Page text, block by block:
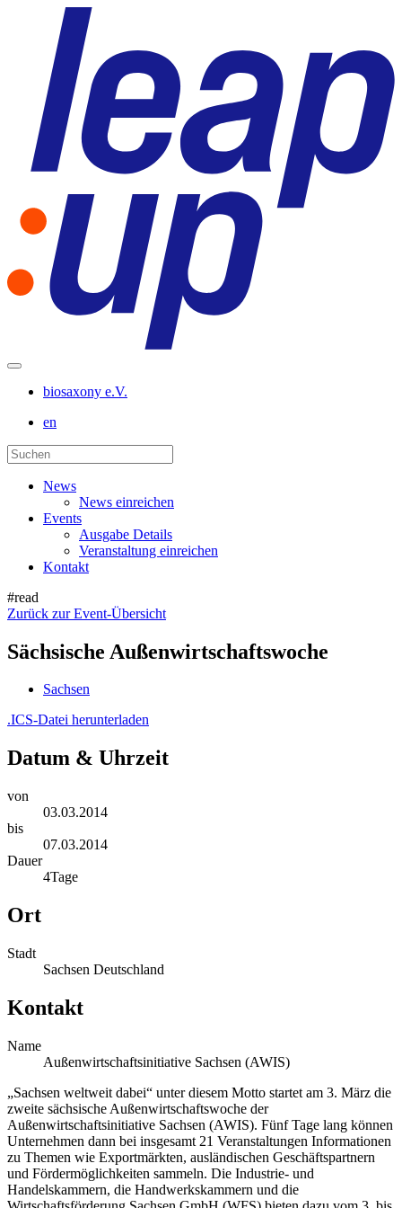
biosaxony e.V.
en
News
News einreichen
Events
Ausgabe Details
Veranstaltung einreichen
Kontakt
#read
Zurück zur Event-Übersicht
Sächsische Außenwirtschaftswoche
Sachsen
.ICS-Datei herunterladen
Datum & Uhrzeit
von
03.03.2014
bis
07.03.2014
Dauer
4Tage
Ort
Stadt
Sachsen Deutschland
Kontakt
Name
Außenwirtschaftsinitiative Sachsen (AWIS)
„Sachsen weltweit dabei“ unter diesem Motto startet am 3. März die
zweite sächsische Außenwirtschaftswoche der
Außenwirtschaftsinitiative Sachsen (AWIS). Fünf Tage lang können
Unternehmen dann bei insgesamt 21 Veranstaltungen Informationen
zu Themen wie Exportmärkten, ausländischen Geschäftspartnern
und Fördermöglichkeiten sammeln. Die Industrie- und
Handelskammern, die Handwerkskammern und die